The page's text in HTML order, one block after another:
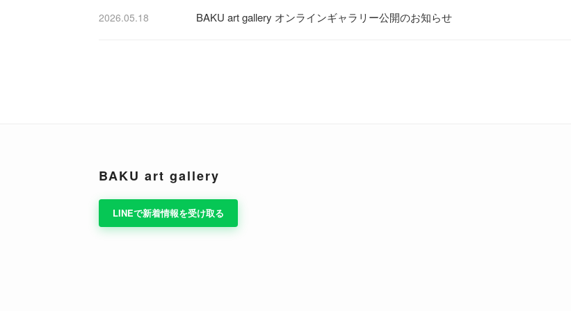
2026.05.18 BAKU art gallery オンラインギャラリー公開のお知らせ
BAKU art gallery
LINEで新着情報を受け取る